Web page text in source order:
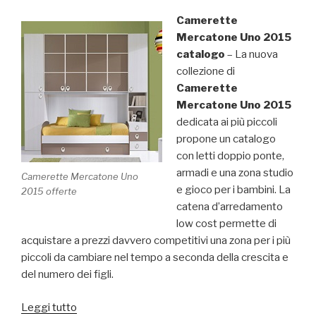
Camerette Mercatone Uno
2015 offerte
Camerette
Mercatone Uno 2015
catalogo – La nuova
collezione di
Camerette
Mercatone Uno 2015
dedicata ai più piccoli
propone un catalogo
con letti doppio ponte,
armadi e una zona studio
e gioco per i bambini. La
catena d’arredamento
low cost permette di
acquistare a prezzi davvero competitivi una zona per i più
piccoli da cambiare nel tempo a seconda della crescita e
del numero dei figli.
Leggi tutto